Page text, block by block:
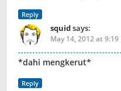
Reply
squidsays:
May 14, 2012 at 9:19
*dahi mengkerut*
Reply